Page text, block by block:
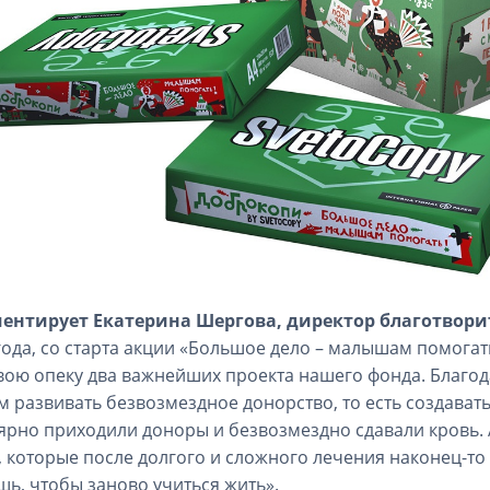
Екатерина Шергова, директор
со старта акции «Большое дело – малышам
опеку два важнейших проекта нашего фонда.
безвозмездное донорство, то есть
приходили доноры и безвозмездно сдавали кровь.
которые после долгого и сложного лечения наконец-
чтобы заново учиться жить».